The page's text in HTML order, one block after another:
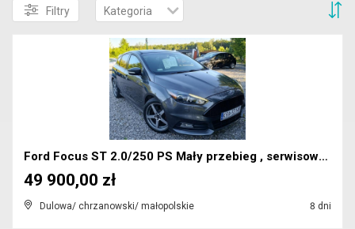
Filtry Kategoria
Ford Focus ST 2.0/250 PS Mały przebieg , serwisowa...
Dulowa/ chrzanowski/ małopolskie 8 dni
49 900,00 zł